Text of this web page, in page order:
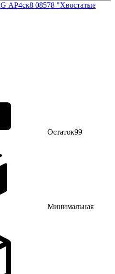
АР4ск8 08578 "Хвостатые
Остаток99
Минимальная